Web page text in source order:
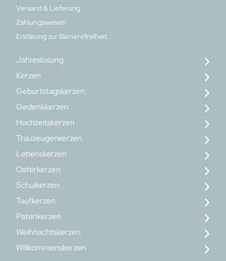
Versand & Lieferung
Zahlungsweisen
Erklärung zur Barrierefreiheit
Jahreslosung
Kerzen
Geburtstagskerzen
Gedenkkerzen
Hochzeitskerzen
Trauzeugenkerzen
Lebenskerzen
Osterkerzen
Schulkerzen
Taufkerzen
Patenkerzen
Weihnachtskerzen
Willkommenskerzen